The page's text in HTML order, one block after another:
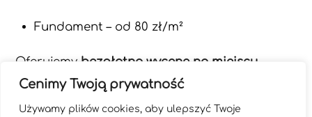
Cenimy Twoją prywatność
Używamy plików cookies, aby ulepszyć Twoje
Fundament – od 80 zł/m²
Oferujemy bezpłatną wycenę na miejscu
inwestycjiw Płocku i okolicach.